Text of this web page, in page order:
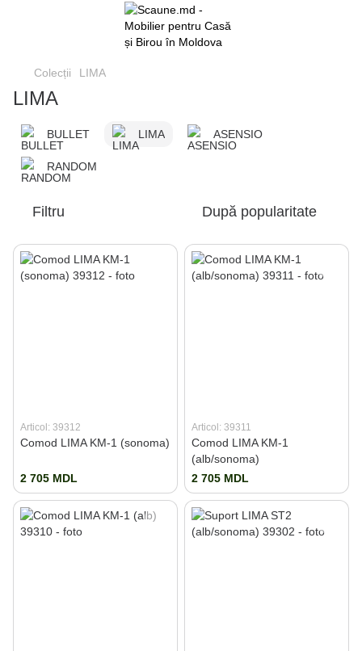
Colecții LIMA
LIMA
BULLET LIMA ASENSIO
RANDOM
Filtru După popularitate
Articol: 39312
Comod LIMA KM-1 (sonoma)
2 705 MDL
Articol: 39311
Comod LIMA KM-1
(alb/sonoma)
2 705 MDL